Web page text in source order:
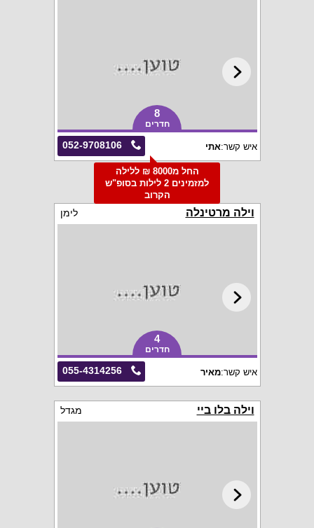
8
חדרים
052-9708106 איש קשר:אתי
החל מ8000 ₪ ללילה
למזמינים 2 לילות בסופ"ש
הקרוב
וילה מרטינלה לימן
4
חדרים
055-4314256 איש קשר:מאיר
וילה בלו ביי מגדל